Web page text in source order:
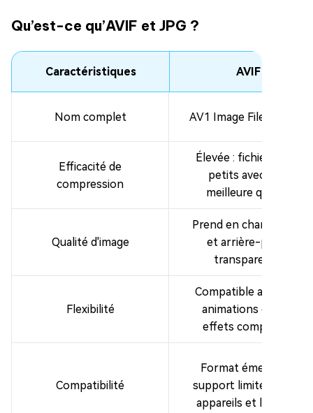
Qu’est-ce qu’AVIF et JPG ?
Caractéristiques AVIF
Nom complet AV1 Image File Format
Efficacité de
compression
Élevée : fichiers plus
petits avec une
meilleure qualité
Qualité d'image
Prend en charge HDR
et arrière-plans
transparents
Flexibilité
Compatible avec des
animations et des
effets complexes
Compatibilité
Format émergent,
support limité par les
appareils et logiciels